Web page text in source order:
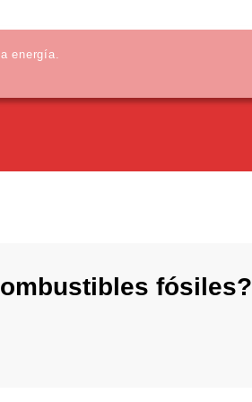
energía.
fósiles?